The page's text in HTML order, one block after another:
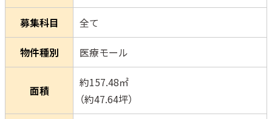
募集科目 全て
物件種別 医療モール
面積
約157.48㎡
（約47.64坪）